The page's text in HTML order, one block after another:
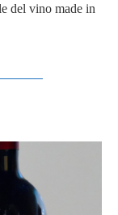
del vino made in